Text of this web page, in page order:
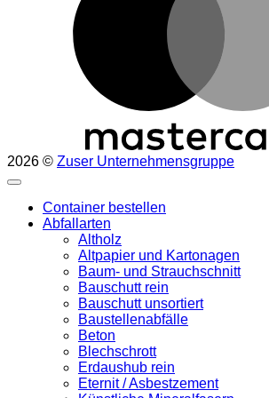
2026 © Zuser Unternehmensgruppe
Container bestellen
Abfallarten
Altholz
Altpapier und Kartonagen
Baum- und Strauchschnitt
Bauschutt rein
Bauschutt unsortiert
Baustellenabfälle
Beton
Blechschrott
Erdaushub rein
Eternit / Asbestzement